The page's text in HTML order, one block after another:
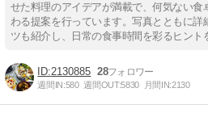
せた料理のアイデアが満載で、何気ない
わる提案を行っています。写真とともに詳
ツも紹介し、日常の食事時間を彩るヒント
2130885 28
週間IN:580 週間OUT:5830 月間IN:2130